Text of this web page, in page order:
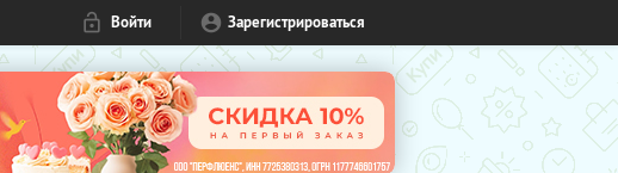
Войти Зарегистрироваться